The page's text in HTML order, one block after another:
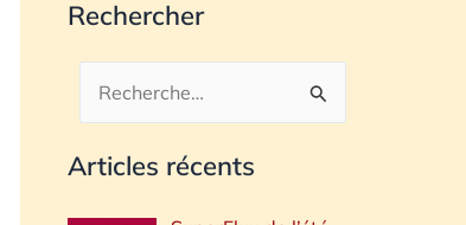
Rechercher
Rechercher :
Articles récents